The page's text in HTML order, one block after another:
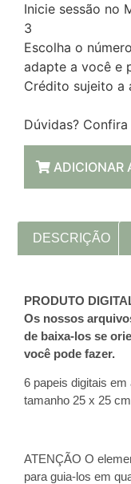
Inicie sessão no
3
Escolha o
adapte a você e
Crédito sujeito a
Dúvidas?
ADICIONAR
DESCRIÇÃO
PRODUTO
Os nossos
de baixa-los se
você pode fazer.
6 papeis digitais em
tamanho 25 x 25 cm
ATENÇÃO O
para guia-los em